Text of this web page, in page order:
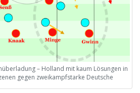
– Holland mit kaum Lösungen in
gegen zweikampfstarke Deutsche